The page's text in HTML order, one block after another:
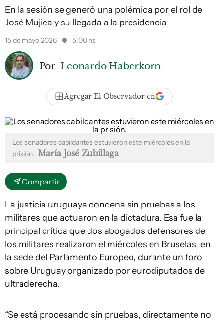
En la sesión se generó una polémica por el rol de
José Mujica y su llegada a la presidencia
15 de mayo 2026 5:00 hs
Por Leonardo Haberkorn
Agregar El Observador en
Los senadores cabildantes estuvieron este miércoles en la
prisión. María José Zubillaga
Compartir
La justicia uruguaya condena sin pruebas a los
militares que actuaron en la dictadura. Esa fue la
principal crítica que dos abogados defensores de
los militares realizaron el miércoles en Bruselas, en
la sede del Parlamento Europeo, durante un foro
sobre Uruguay organizado por eurodiputados de
ultraderecha.
“Se está procesando sin pruebas, directamente no